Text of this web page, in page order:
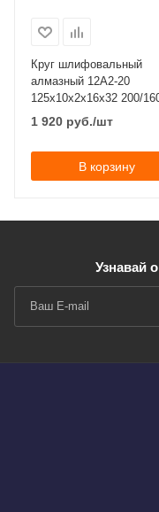
Круг шлифовальный
алмазный 12А2-20
125x10x2x16х32 200/
1 920 руб./шт
В корзину
Узнавай